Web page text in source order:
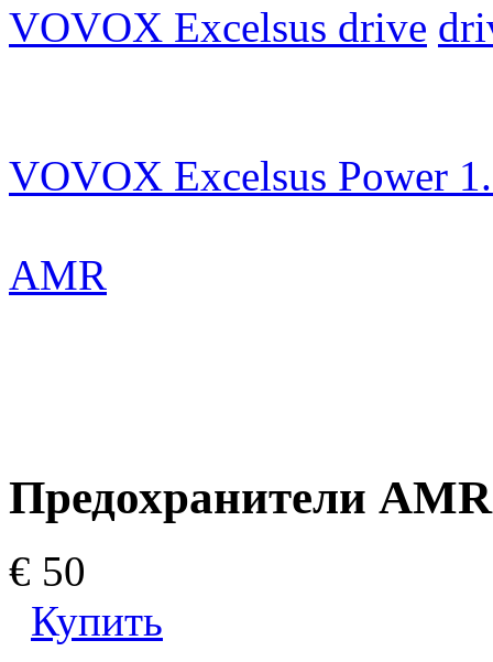
VOVOX Excelsus drive
VOVOX Excelsus Power
AMR
Предохранители
€ 50
Купить